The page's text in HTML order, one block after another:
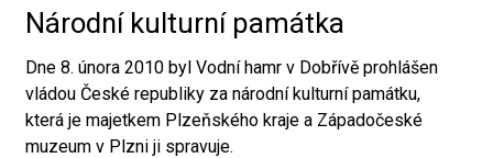
Národní kulturní památka
Dne 8. února 2010 byl Vodní hamr v Dobřívě prohlášen
vládou České republiky za národní kulturní památku,
která je majetkem Plzeňského kraje a Západočeské
muzeum v Plzni ji spravuje.